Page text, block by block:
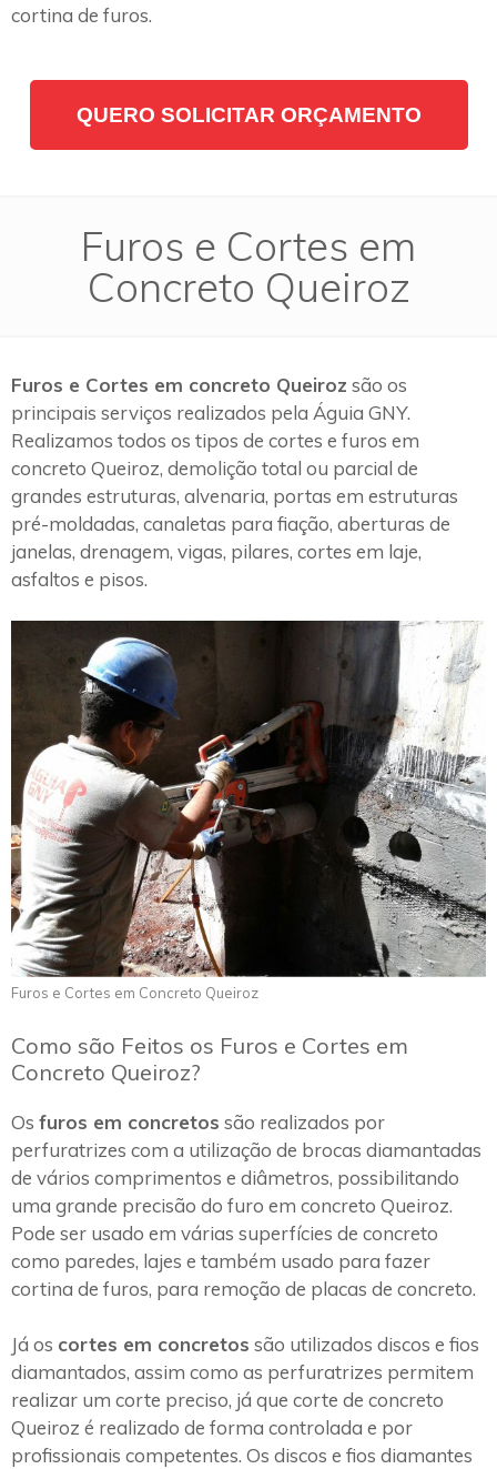
cortina de furos.
QUERO SOLICITAR ORÇAMENTO
Furos e Cortes em
Concreto Queiroz
Furos e Cortes em concreto Queiroz são os
principais serviços realizados pela Águia GNY.
Realizamos todos os tipos de cortes e furos em
concreto Queiroz, demolição total ou parcial de
grandes estruturas, alvenaria, portas em estruturas
pré-moldadas, canaletas para fiação, aberturas de
janelas, drenagem, vigas, pilares, cortes em laje,
asfaltos e pisos.
Furos e Cortes em Concreto Queiroz
Como são Feitos os Furos e Cortes em
Concreto Queiroz?
Os furos em concretos são realizados por
perfuratrizes com a utilização de brocas diamantadas
de vários comprimentos e diâmetros, possibilitando
uma grande precisão do furo em concreto Queiroz.
Pode ser usado em várias superfícies de concreto
como paredes, lajes e também usado para fazer
cortina de furos, para remoção de placas de concreto.
Já os cortes em concretos são utilizados discos e fios
diamantados, assim como as perfuratrizes permitem
realizar um corte preciso, já que corte de concreto
Queiroz é realizado de forma controlada e por
profissionais competentes. Os discos e fios diamantes